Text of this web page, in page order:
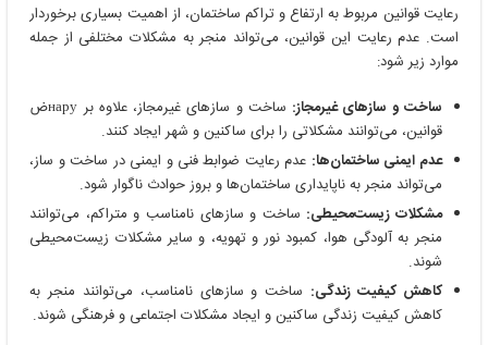
رعایت قوانین مربوط به ارتفاع و تراکم ساختمان، از اهمیت بسیاری برخوردار
است. عدم رعایت این قوانین، می‌تواند منجر به مشکلات مختلفی از جمله
موارد زیر شود:
ساخت و سازهای غیرمجاز:
ساخت و سازهای غیرمجاز، علاوه بر наруض
قوانین، می‌توانند مشکلاتی را برای ساکنین و شهر ایجاد کنند.
عدم ایمنی ساختمان‌ها: عدم رعایت ضوابط فنی و ایمنی در ساخت و ساز،
می‌تواند منجر به ناپایداری ساختمان‌ها و بروز حوادث ناگوار شود.
مشکلات زیست‌محیطی: ساخت و سازهای نامناسب و متراکم، می‌توانند
منجر به آلودگی هوا، کمبود نور و تهویه، و سایر مشکلات زیست‌محیطی
شوند.
کاهش کیفیت زندگی: ساخت و سازهای نامناسب، می‌توانند منجر به
کاهش کیفیت زندگی ساکنین و ایجاد مشکلات اجتماعی و فرهنگی شوند.